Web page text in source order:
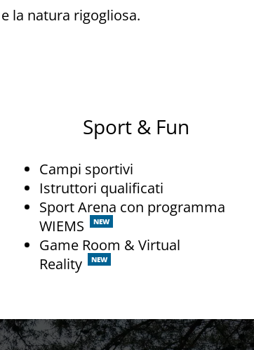
la natura rigogliosa.
Sport & Fun
Campi sportivi
Istruttori qualificati
Sport Arena con programma
WIEMS
NEW
Game Room & Virtual
Reality
NEW